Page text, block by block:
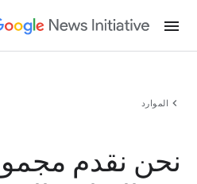
menu
chevron_left الموارد
نحن نقدم